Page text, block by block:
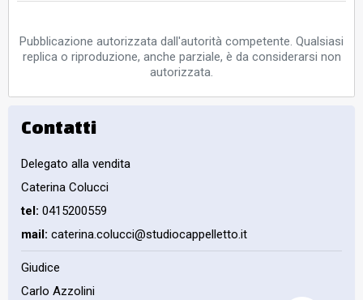
Pubblicazione autorizzata dall'autorità competente. Qualsiasi
replica o riproduzione, anche parziale, è da considerarsi non
autorizzata.
Contatti
Delegato alla vendita
Caterina Colucci
tel: 0415200559
mail: caterina.colucci@studiocappelletto.it
Giudice
Carlo Azzolini